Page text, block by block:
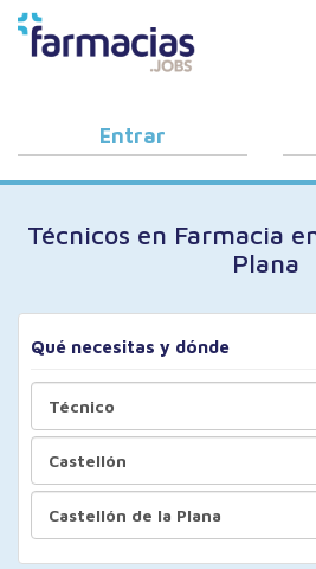
BUSCAR CANDIDATOS
OFERTAS DE EMPLEO
COMO FUNCIONA
PORQUÉ FARMACIAS.JOBS
BLOG
Entrar
Técnicos en Farmacia
Plana
Qué necesitas y dónde